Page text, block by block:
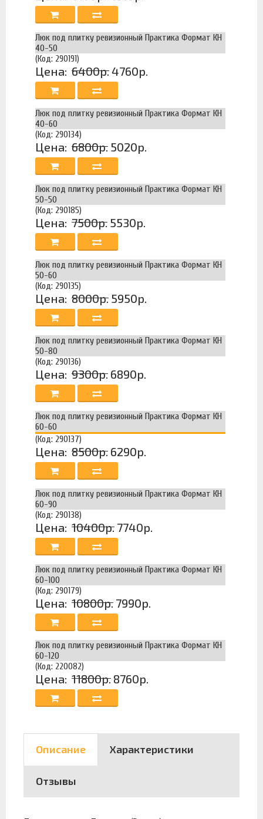
Люк под плитку ревизионный Практика Формат КН
40-50
(Код: 290191)
Цена: 6400р. 4760р.
Люк под плитку ревизионный Практика Формат КН
40-60
(Код: 290134)
Цена: 6800р. 5020р.
Люк под плитку ревизионный Практика Формат КН
50-50
(Код: 290185)
Цена: 7500р. 5530р.
Люк под плитку ревизионный Практика Формат КН
50-60
(Код: 290135)
Цена: 8000р. 5950р.
Люк под плитку ревизионный Практика Формат КН
50-80
(Код: 290136)
Цена: 9300р. 6890р.
Люк под плитку ревизионный Практика Формат КН
60-60
(Код: 290137)
Цена: 8500р. 6290р.
Люк под плитку ревизионный Практика Формат КН
60-90
(Код: 290138)
Цена: 10400р. 7740р.
Люк под плитку ревизионный Практика Формат КН
60-100
(Код: 290179)
Цена: 10800р. 7990р.
Люк под плитку ревизионный Практика Формат КН
60-120
(Код: 220082)
Цена: 11800р. 8760р.
Описание Характеристики
Отзывы